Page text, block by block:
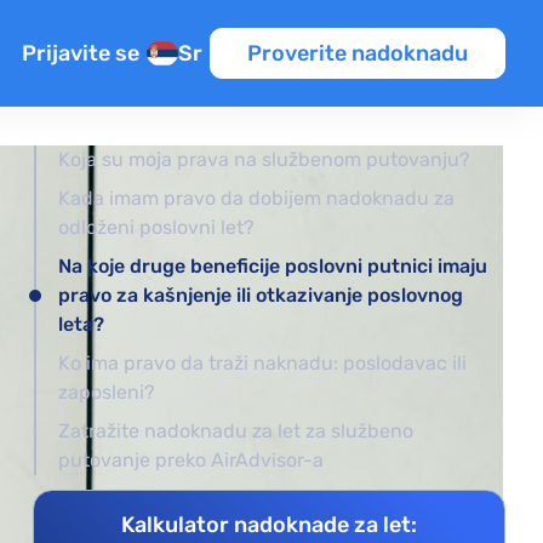
letova
Prijavite se Sr Proverite nadoknadu
Koja su moja prava na službenom putovanju?
Kada imam pravo da dobijem nadoknadu za
odloženi poslovni let?
Na koje druge beneficije poslovni putnici imaju
pravo za kašnjenje ili otkazivanje poslovnog
leta?
Ko ima pravo da traži naknadu: poslodavac ili
zaposleni?
Zatražite nadoknadu za let za službeno
putovanje preko AirAdvisor-a
Kalkulator nadoknade za let: